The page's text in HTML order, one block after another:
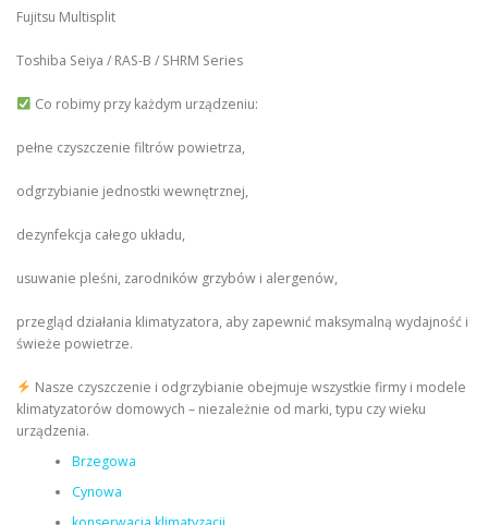
Fujitsu Multisplit
Toshiba Seiya / RAS-B / SHRM Series
Co robimy przy każdym urządzeniu:
pełne czyszczenie filtrów powietrza,
odgrzybianie jednostki wewnętrznej,
dezynfekcja całego układu,
usuwanie pleśni, zarodników grzybów i alergenów,
przegląd działania klimatyzatora, aby zapewnić maksymalną wydajność i
świeże powietrze.
Nasze czyszczenie i odgrzybianie obejmuje wszystkie firmy i modele
klimatyzatorów domowych – niezależnie od marki, typu czy wieku
urządzenia.
Brzegowa
Cynowa